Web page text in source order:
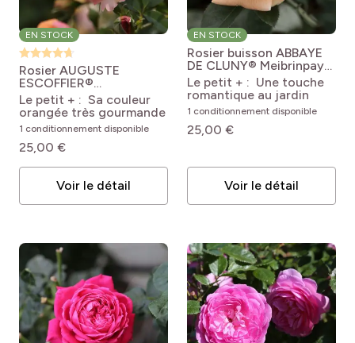
EN STOCK
Rosier AUGUSTE
ESCOFFIER®
Meizasmyne Rosa
Auguste Escoffier®
'Meizasmyne'
Le petit + : Sa couleur
orangée très gourmande
1 conditionnement disponible
25,00 €
Voir le détail
EN STOCK
Rosier buisson ABBAYE
DE CLUNY® Meibrinpay
Rosa Abbaye de Cluny®
'Meibrinpay'
Le petit + : Une touche
romantique au jardin
1 conditionnement disponible
25,00 €
Voir le détail